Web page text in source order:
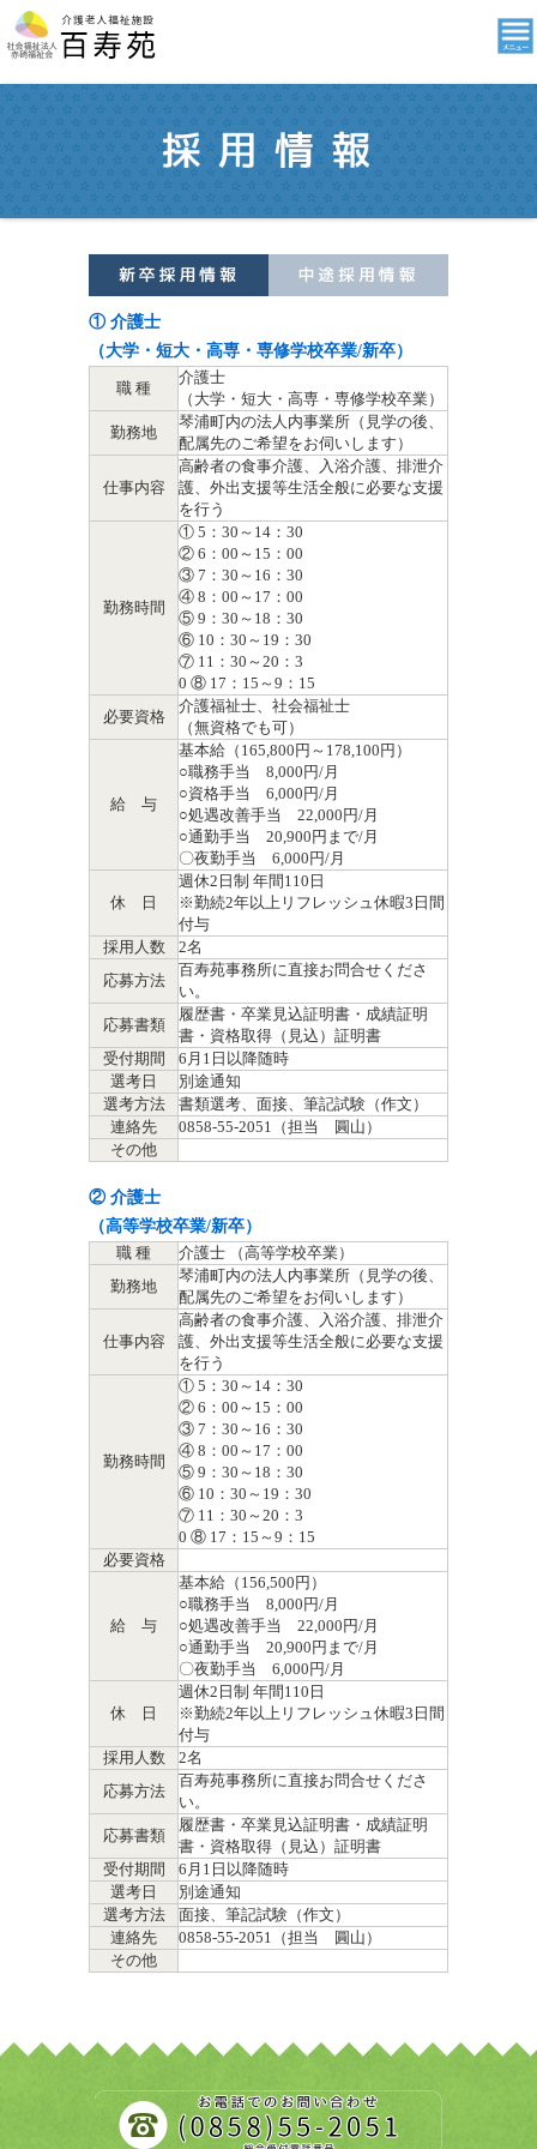
① 介護士
（大学・短大・高専・専修学校卒業/新卒）
職 種
介護士
（大学・短大・高専・専修学校卒業）
勤務地
琴浦町内の法人内事業所（見学の後、
配属先のご希望をお伺いします）
仕事内容
高齢者の食事介護、入浴介護、排泄介
護、外出支援等生活全般に必要な支援
を行う
勤務時間
① 5：30～14：30
② 6：00～15：00
③ 7：30～16：30
④ 8：00～17：00
⑤ 9：30～18：30
⑥ 10：30～19：30
⑦ 11：30～20：3
0 ⑧ 17：15～9：15
必要資格
介護福祉士、社会福祉士
（無資格でも可）
給 与
基本給（165,800円～178,100円）
○職務手当 8,000円/月
○資格手当 6,000円/月
○処遇改善手当 22,000円/月
○通勤手当 20,900円まで/月
〇夜勤手当 6,000円/月
休 日
週休2日制 年間110日
※勤続2年以上リフレッシュ休暇3日間
付与
採用人数
2名
応募方法
百寿苑事務所に直接お問合せくださ
い。
応募書類
履歴書・卒業見込証明書・成績証明
書・資格取得（見込）証明書
受付期間
6月1日以降随時
選考日
別途通知
選考方法
書類選考、面接、筆記試験（作文）
連絡先
0858-55-2051（担当 圓山）
その他
② 介護士
（高等学校卒業/新卒）
職 種
介護士 （高等学校卒業）
勤務地
琴浦町内の法人内事業所（見学の後、
配属先のご希望をお伺いします）
仕事内容
高齢者の食事介護、入浴介護、排泄介
護、外出支援等生活全般に必要な支援
を行う
勤務時間
① 5：30～14：30
② 6：00～15：00
③ 7：30～16：30
④ 8：00～17：00
⑤ 9：30～18：30
⑥ 10：30～19：30
⑦ 11：30～20：3
0 ⑧ 17：15～9：15
必要資格
給 与
基本給（156,500円）
○職務手当 8,000円/月
○処遇改善手当 22,000円/月
○通勤手当 20,900円まで/月
〇夜勤手当 6,000円/月
休 日
週休2日制 年間110日
※勤続2年以上リフレッシュ休暇3日間
付与
採用人数
2名
応募方法
百寿苑事務所に直接お問合せくださ
い。
応募書類
履歴書・卒業見込証明書・成績証明
書・資格取得（見込）証明書
受付期間
6月1日以降随時
選考日
別途通知
選考方法
面接、筆記試験（作文）
連絡先
0858-55-2051（担当 圓山）
その他